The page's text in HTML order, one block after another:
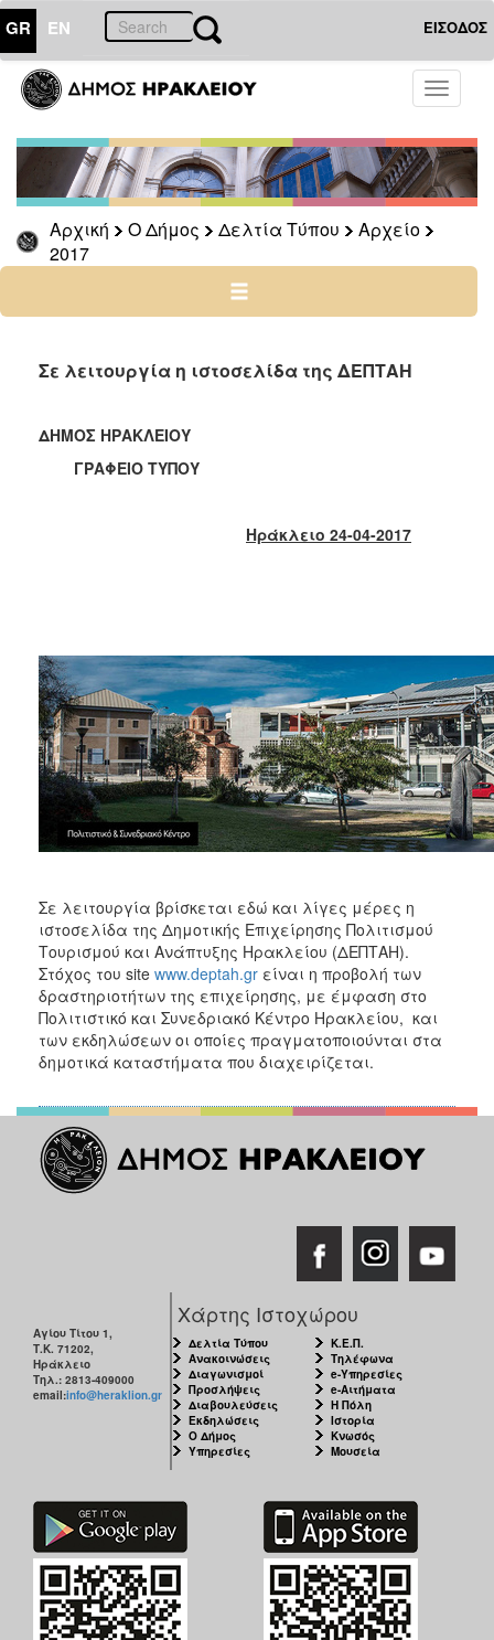
GR EN ΕΙΣΟΔΟΣ
Toggle
Αρχική Ο Δήμος Δελτία Τύπου
Αρχείο
2017
ΔΗΜΟΣ
Δελτία
Τύπου
Αρχείο
2026
2025
2022
2020
2019
2012
2011
2010
2006
ΠΟΛΙΤΙΣΜΟΣ
ΑΝΘΕΚΤΙΚΗ
ΠΟΛΗ
Σε λειτουργία η ιστοσελίδα της ΔΕΠΤΑΗ
ΔΗΜΟΣ ΗΡΑΚΛΕΙΟΥ
ΓΡΑΦΕΙΟ ΤΥΠΟΥ
Ηράκλειο 24-04-2017
Σε λειτουργία βρίσκεται εδώ και λίγες μέρες η
ιστοσελίδα της Δημοτικής Επιχείρησης Πολιτισμού
Τουρισμού και Ανάπτυξης Ηρακλείου (ΔΕΠΤΑΗ).
Στόχος του site www.deptah.gr είναι η προβολή των
δραστηριοτήτων της επιχείρησης, με έμφαση στο
Πολιτιστικό και Συνεδριακό Κέντρο Ηρακλείου, και
των εκδηλώσεων οι οποίες πραγματοποιούνται στα
δημοτικά καταστήματα που διαχειρίζεται.
Αγίου Τίτου 1,
Τ.Κ. 71202,
Ηράκλειο
Τηλ.: 2813-409000
email:info@heraklion.gr
Χάρτης Ιστοχώρου
Δελτία Τύπου
Ανακοινώσεις
Διαγωνισμοί
Προσλήψεις
Διαβουλεύσεις
Εκδηλώσεις
Ο Δήμος
Υπηρεσίες
Κ.Ε.Π.
Τηλέφωνα
e-Υπηρεσίες
e-Αιτήματα
Η Πόλη
Ιστορία
Κνωσός
Μουσεία